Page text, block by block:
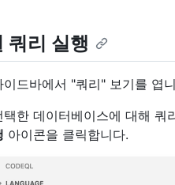
쿼리 실행
이드바에서 "쿼리" 보기를 엽
택한 데이터베이스에 대해 쿼
아이콘을 클릭합니다.